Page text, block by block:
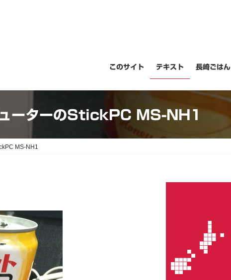
このサイト テキスト 長崎ごはん
ーターのStickPC MS-NH1
MS-NH1